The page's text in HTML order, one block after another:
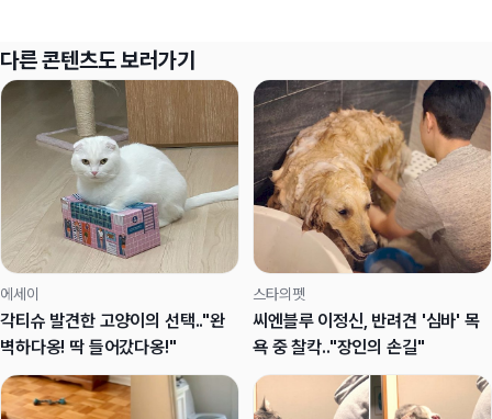
다른 콘텐츠도 보러가기
에세이
각티슈 발견한 고양이의 선택.."완
벽하다옹! 딱 들어갔다옹!"
스타의펫
씨엔블루 이정신, 반려견 '심바' 목
욕 중 찰칵.."장인의 손길"